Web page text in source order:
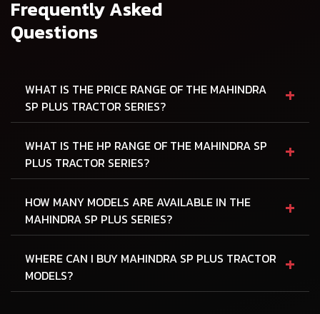
Frequently Asked
Questions
WHAT IS THE PRICE RANGE OF THE MAHINDRA
SP PLUS TRACTOR SERIES?
+
WHAT IS THE HP RANGE OF THE MAHINDRA SP
PLUS TRACTOR SERIES?
+
HOW MANY MODELS ARE AVAILABLE IN THE
MAHINDRA SP PLUS SERIES?
+
WHERE CAN I BUY MAHINDRA SP PLUS TRACTOR
MODELS?
+